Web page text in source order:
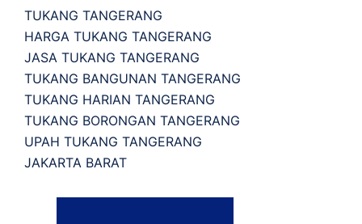
TUKANG TANGERANG
HARGA TUKANG TANGERANG
JASA TUKANG TANGERANG
TUKANG BANGUNAN TANGERANG
TUKANG HARIAN TANGERANG
TUKANG BORONGAN TANGERANG
UPAH TUKANG TANGERANG
JAKARTA BARAT